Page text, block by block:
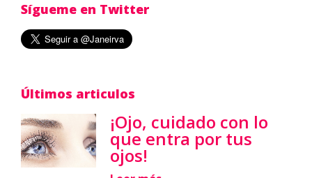
Sígueme en Twitter
Últimos articulos
¡Ojo, cuidado con lo
que entra por tus
ojos!